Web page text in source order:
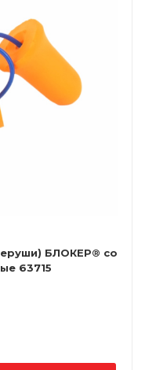
БЛОКЕР® со
шнурком, одноразовые, желтые 63715